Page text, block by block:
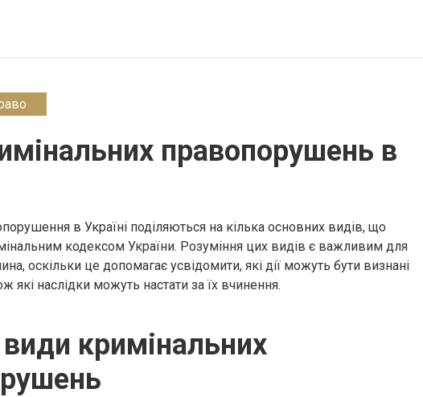
правопорушень в
в Україні поділяються на кілька основних видів, що
кодексом України. Розуміння цих видів є важливим для
оскільки це допомагає усвідомити, які дії можуть бути визнані
які наслідки можуть настати за їх вчинення.
кримінальних